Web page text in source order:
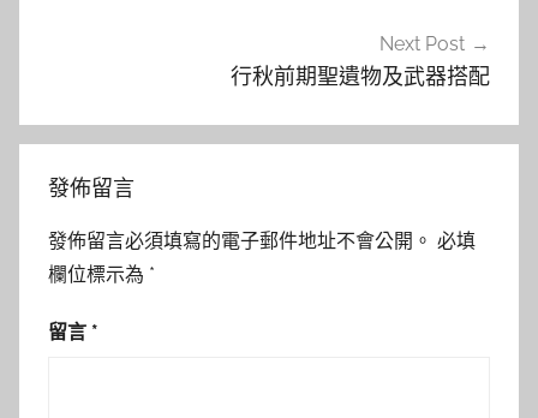
Next Post
行秋前期聖遺物及武器搭配
發佈留言
發佈留言必須填寫的電子郵件地址不會公開。 必填
欄位標示為 *
留言 *